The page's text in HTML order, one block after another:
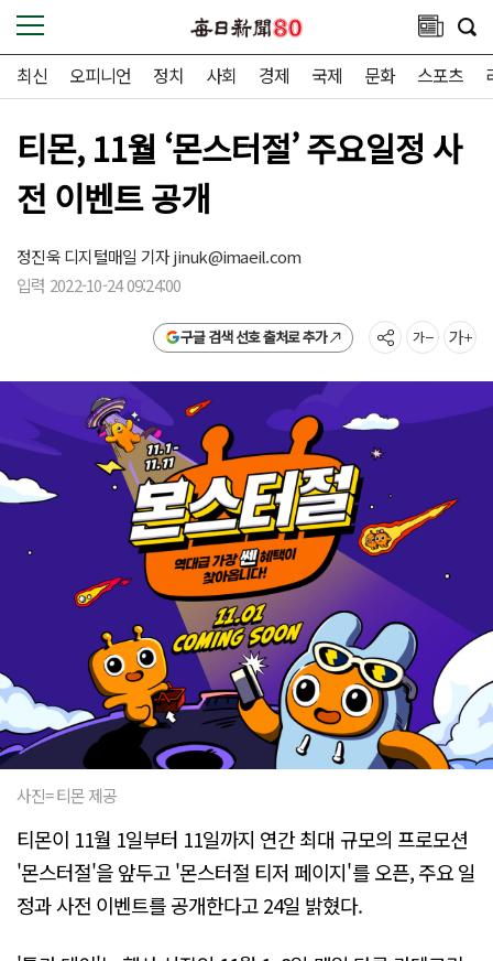
최신 오피니언 정치 사회 경제 국제 문화 스포츠
티몬, 11월 ‘몬스터절’ 주요일정 사
전 이벤트 공개
정진욱 디지털매일 기자jinuk@imaeil.com
입력 2022-10-24 09:24:00
구글 검색 선호 출처로 추가
사진= 티몬 제공
티몬이 11월 1일부터 11일까지 연간 최대 규모의 프로모션
'몬스터절'을 앞두고 '몬스터절 티저 페이지'를 오픈, 주요 일
정과 사전 이벤트를 공개한다고 24일 밝혔다.